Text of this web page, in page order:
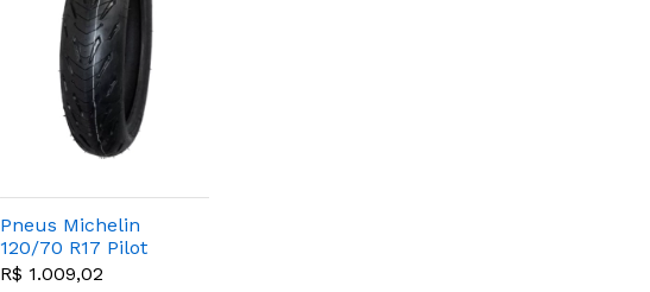
Pneus Michelin
120/70 R17 Pilot
Road 5
R$ 1.009,02